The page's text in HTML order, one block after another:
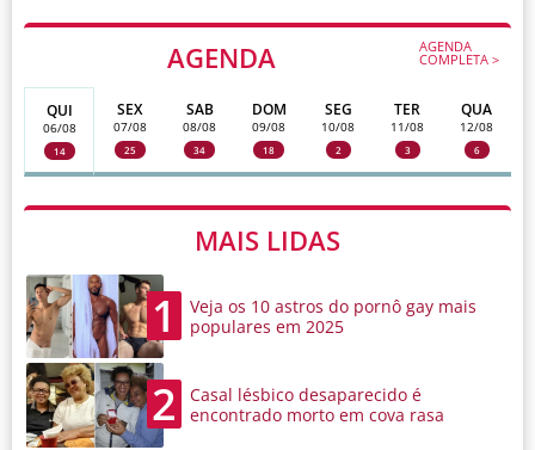
AGENDA AGENDA
COMPLETA >
QUI
06/08
14
SEX
07/08
25
SAB
08/08
34
DOM
09/08
18
SEG
10/08
2
TER
11/08
3
QUA
12/08
6
MAIS LIDAS
1
Veja os 10 astros do pornô gay mais
populares em 2025
2
Casal lésbico desaparecido é
encontrado morto em cova rasa